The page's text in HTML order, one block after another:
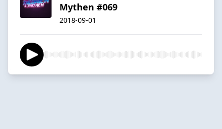
Mythen #069
2018-09-01